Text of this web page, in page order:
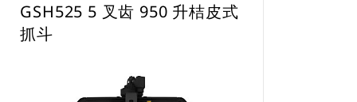
GSH525 5 叉齿 950 升桔皮式
抓斗